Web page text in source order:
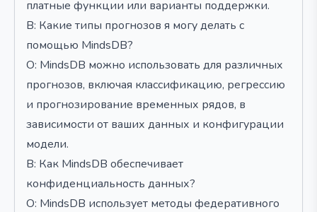
платные функции или варианты поддержки.
В: Какие типы прогнозов я могу делать с
помощью MindsDB?
О: MindsDB можно использовать для различных
прогнозов, включая классификацию, регрессию
и прогнозирование временных рядов, в
зависимости от ваших данных и конфигурации
модели.
В: Как MindsDB обеспечивает
конфиденциальность данных?
О: MindsDB использует методы федеративного